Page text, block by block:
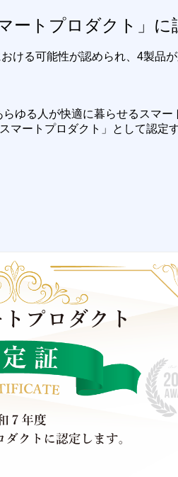
ートプロダクト」に
ける可能性が認められ、4製品
ゆる人が快適に暮らせるスマ
ートプロダクト」として認定